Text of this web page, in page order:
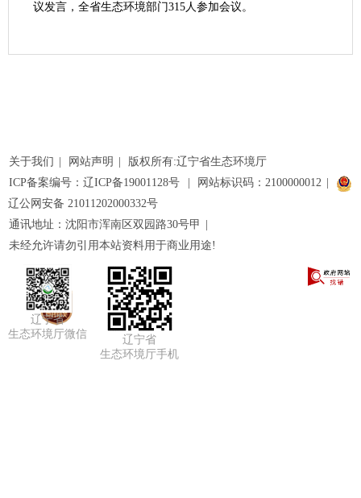
议发言，全省生态环境部门315人参加会议。
关于我们 网站声明
版权所有:辽宁省生态环境厅
ICP备案编号：辽ICP备19001128号
网站标识码：2100000012
辽公网安备 21011202000332号
通讯地址：沈阳市浑南区双园路30号甲
未经允许请勿引用本站资料用于商业用途!
辽宁省
生态环境厅微信
辽宁省
生态环境厅手机